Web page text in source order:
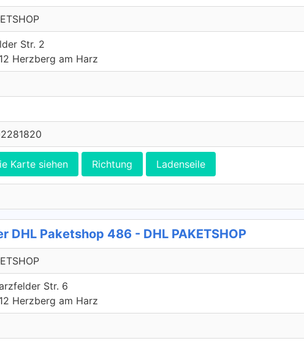
Str. 2
Herzberg am Harz
Karte siehen Richtung Ladenseile
DHL Paketshop 486 - DHL PAKETSHOP
Str. 6
Herzberg am Harz